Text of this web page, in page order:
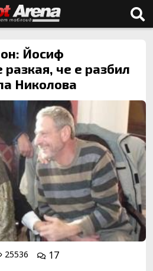
Йосиф
че е разбил
Николова
25536
17